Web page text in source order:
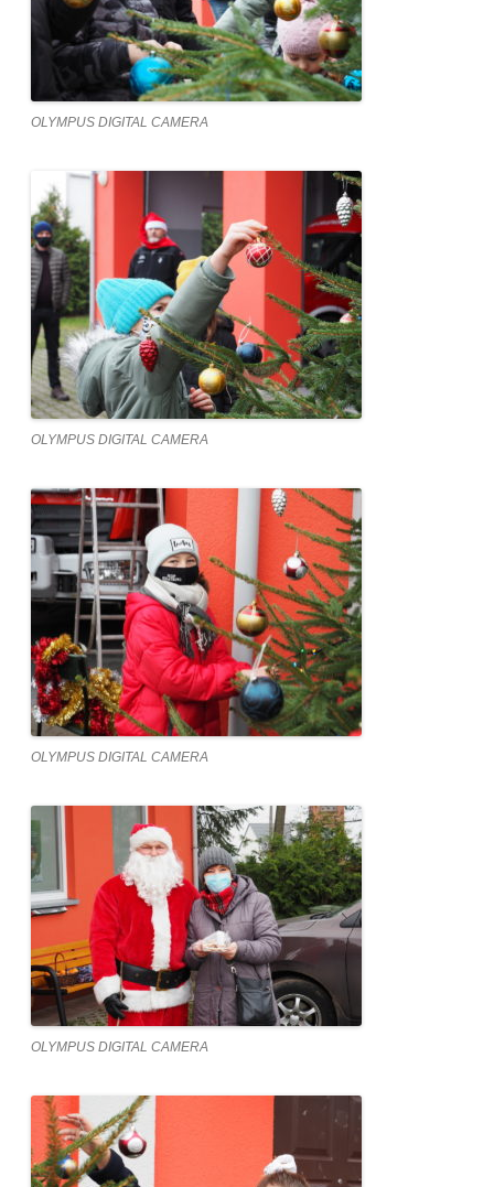
OLYMPUS DIGITAL CAMERA
OLYMPUS DIGITAL CAMERA
OLYMPUS DIGITAL CAMERA
OLYMPUS DIGITAL CAMERA